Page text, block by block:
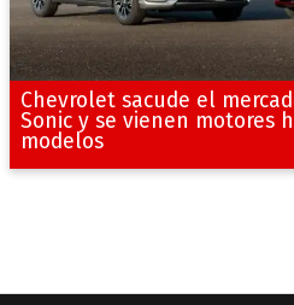
Chevrolet sacude el
Sonic y se vienen motores
modelos